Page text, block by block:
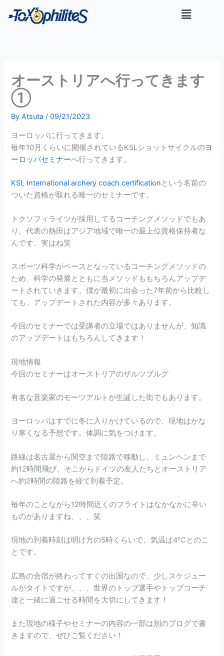
メ
ニ
オーストリアへ行ってきます
①
ByAtsuta/09/21/2023
ヨーロッパに行ってきます。
毎年10月くらいに開催されているKSLショットサイクルのヨ
ーロッパセミナーへ行ってきます。
KSL International archery coach certificationという名前の
ついた資格が取れる唯一のセミナーです。
トクソフィライツが採用してるコーチングメソッドでもあ
り、代表の熱田はアジア地域で唯一の最上位資格保持者な
んです、実はね笑
スポーツ科学がベースとなっているコーチングメソッドの
ため、科学の発展とともに当メソッドももちろんアップデ
ートされていきます。僕が最初に出会った7年前から比較し
ても、アップデートされた内容が多々あります。
今回のセミナーでは受講者の立場ではありませんが、知識
のアップデートはもちろんしてきます！
現地情報
今回のセミナーはオーストリアのザルツブルグ
有名な音楽家のモーツアルトが生誕した街でもあります。
ヨーロッパはすでに冬に入りかけているので、現地はかな
り寒くなる予想です。体調に気をつけます。
路線は名古屋から関空まで陸路で移動し、ミュンヘンまで
約12時間飛び、そこからドイツの友人たちとオーストリア
へ約2時間の陸路を経て到着予定。
毎年のことながら12時間近くのフライトはなかなかに辛い
ものがありますね、、、笑
現地の到着時刻は明け方の5時くらいで、気温は4℃とのこ
とです。
広島の合宿が終わってすぐの出国なので、少しスケジュー
ルがタイトですが、、、世界のトップ選手やトップコーチ
達と一緒に過ごせる時間を大切にしてきます！
また現地の様子やセミナーの内容の一部は別のブログで書
きますので、ぜひご覧ください！